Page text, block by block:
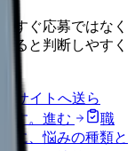
すぐ応募ではなく
ると判断しやすく
職サイトへ送ら
す。 進む
職
に、悩みの種類と